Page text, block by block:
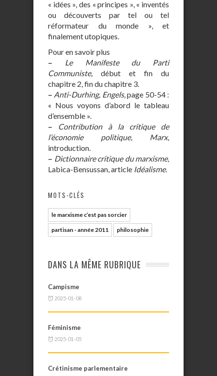
« idées », des « principes », « inventés
ou découverts par tel ou tel
réformateur du monde », et
finalement utopiques.
Pour en savoir plus
–
Le Manifeste du Parti
Communiste, début et fin du
chapitre 2, fin du chapitre 3.
– Anti-Durhing, Engels, page 50-54 :
« Nous voyons d’abord le tableau
d’ensemble ».
–
Contribution à la critique de
l’économie politique, Marx,
introduction.
– Dictionnaire critique du marxisme,
Labica-Bensussan, article Idéalisme.
MOTS-CLÉS
le marxisme c’est pas sorcier
partisan - année 2011 philosophie
DANS LA MÊME RUBRIQUE
Campisme
2025-01-08
Féminisme
2025-01-05
Crétinisme parlementaire